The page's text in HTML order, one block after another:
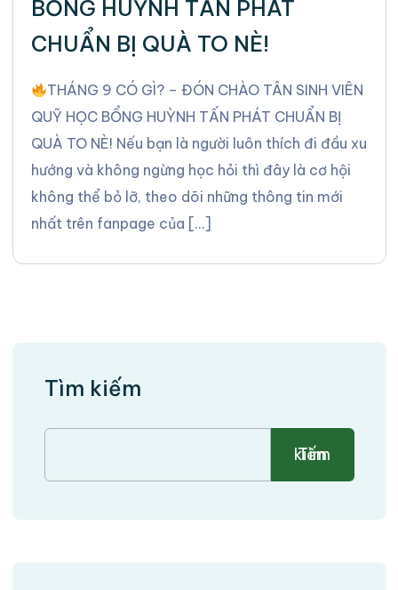
BỔNG HUỲNH TẤN PHÁT
CHUẨN BỊ QUÀ TO NÈ!
THÁNG 9 CÓ GÌ? – ĐÓN CHÀO TÂN SINH VIÊN
QUỸ HỌC BỔNG HUỲNH TẤN PHÁT CHUẨN BỊ
QUÀ TO NÈ! Nếu bạn là người luôn thích đi đầu xu
hướng và không ngừng học hỏi thì đây là cơ hội
không thể bỏ lỡ, theo dõi những thông tin mới
nhất trên fanpage của […]
Tìm kiếm
Tìm kiếm